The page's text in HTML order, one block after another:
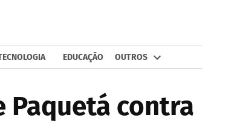
EDUCAÇÃO OUTROS
contra